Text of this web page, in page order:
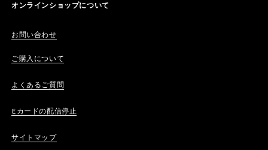
オンラインショップについて
お問い合わせ
ご購入について
よくあるご質問
Eカードの配信停止
サイトマップ